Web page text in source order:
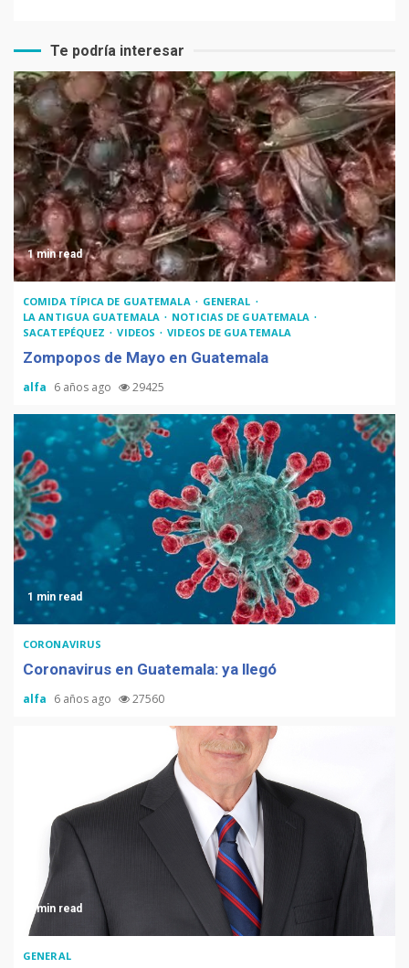
Recetas de Tamales Rojos o
Tamales Colorados
Recetas del fiambre
guatemalteco
Adiós Cédula de Vecindad
Sonrisas
Te podría interesar
1 min read
COMIDA TÍPICA DE GUATEMALA
GENERAL
LA ANTIGUA GUATEMALA
NOTICIAS DE GUATEMALA
SACATEPÉQUEZ
VIDEOS VIDEOS DE GUATEMALA
Zompopos de Mayo en Guatemala
alfa 6 años ago 29425
1 min read
CORONAVIRUS
Coronavirus en Guatemala: ya llegó
alfa 6 años ago 27560
3 min read
GENERAL